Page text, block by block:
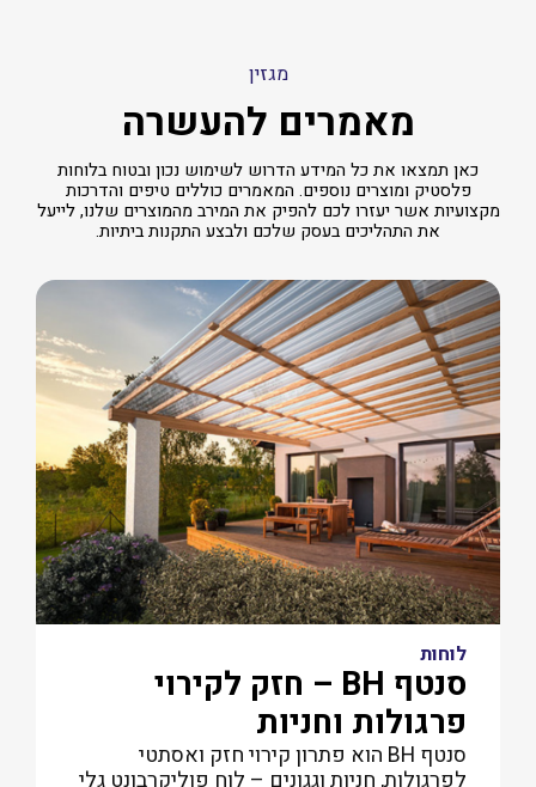
מגזין
מאמרים להעשרה
כאן תמצאו את כל המידע הדרוש לשימוש נכון ובטוח בלוחות
פלסטיק ומוצרים נוספים. המאמרים כוללים טיפים והדרכות
מקצועיות אשר יעזרו לכם להפיק את המירב מהמוצרים שלנו, לייעל
את התהליכים בעסק שלכם ולבצע התקנות ביתיות.
לוחות
סנטף BH – חזק לקירוי
פרגולות וחניות
סנטף BH הוא פתרון קירוי חזק ואסתטי
לפרגולות, חניות וגגונים – לוח פוליקרבונט גלי